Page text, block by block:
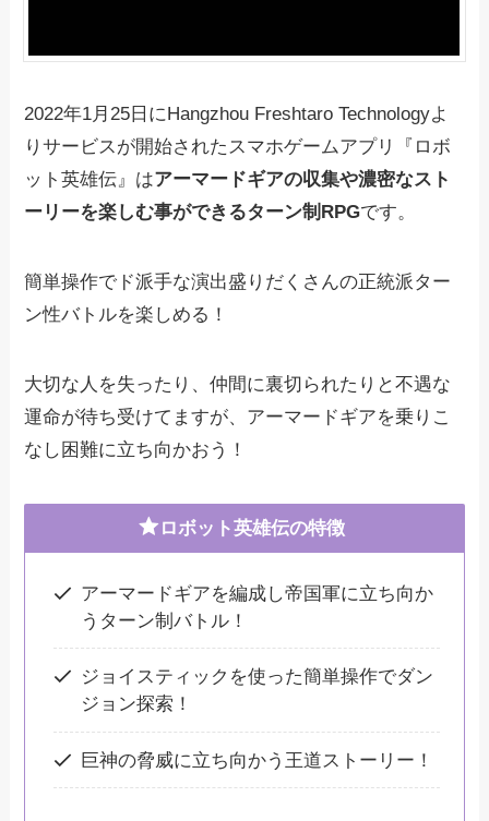
2022年1月25日にHangzhou Freshtaro Technologyよ
りサービスが開始されたスマホゲームアプリ『ロボ
ット英雄伝』はアーマードギアの収集や濃密なスト
ーリーを楽しむ事ができるターン制RPGです。
簡単操作でド派手な演出盛りだくさんの正統派ター
ン性バトルを楽しめる！
大切な人を失ったり、仲間に裏切られたりと不遇な
運命が待ち受けてますが、アーマードギアを乗りこ
なし困難に立ち向かおう！
ロボット英雄伝の特徴
アーマードギアを編成し帝国軍に立ち向か
うターン制バトル！
ジョイスティックを使った簡単操作でダン
ジョン探索！
巨神の脅威に立ち向かう王道ストーリー！